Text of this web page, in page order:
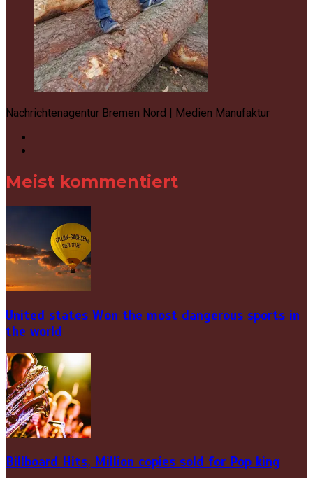
Nachrichtenagentur Bremen Nord | Medien Manufaktur
Meist kommentiert
United states Won the most dangerous sports in
the world
Billboard Hits, Million copies sold for Pop king